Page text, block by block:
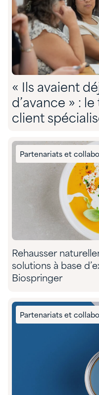
« Ils avaient
d’avance » :
client
son
Partenariats et
Rehausser
solutions à base
Biospringer
Partenariats et